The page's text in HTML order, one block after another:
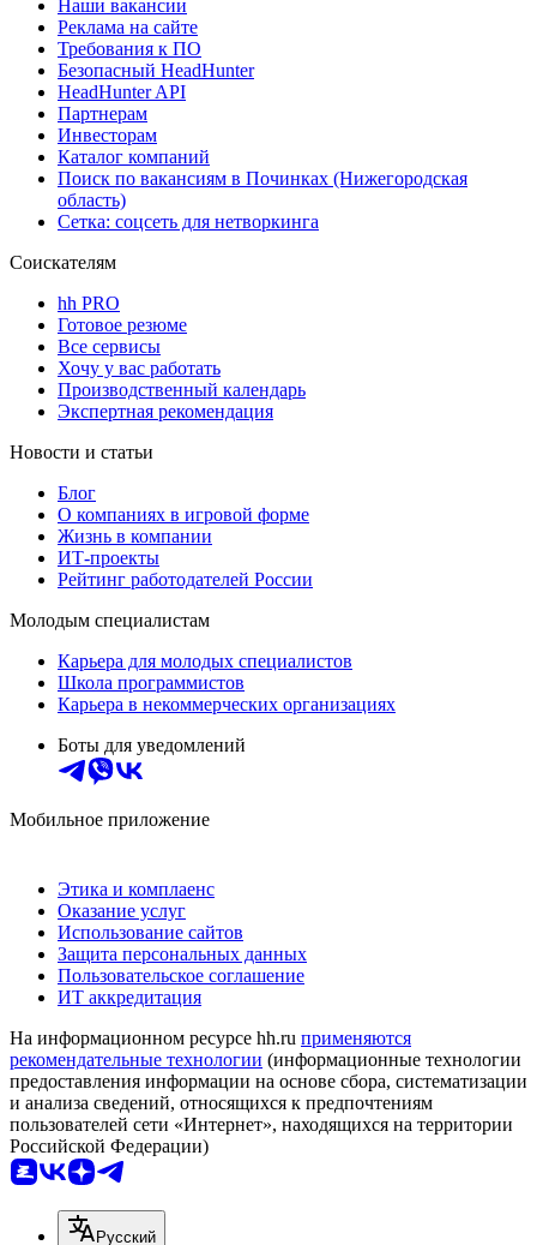
Наши вакансии
Реклама на сайте
Требования к ПО
Безопасный HeadHunter
HeadHunter API
Партнерам
Инвесторам
Каталог компаний
Поиск по вакансиям в Починках (Нижегородская
область)
Сетка: соцсеть для нетворкинга
Соискателям
hh PRO
Готовое резюме
Все сервисы
Хочу у вас работать
Производственный календарь
Экспертная рекомендация
Новости и статьи
Блог
О компаниях в игровой форме
Жизнь в компании
ИТ-проекты
Рейтинг работодателей России
Молодым специалистам
Карьера для молодых специалистов
Школа программистов
Карьера в некоммерческих организациях
Боты для уведомлений
Мобильное приложение
Этика и комплаенс
Оказание услуг
Использование сайтов
Защита персональных данных
Пользовательское соглашение
ИТ аккредитация
На информационном ресурсе hh.ru применяются
рекомендательные технологии (информационные технологии
предоставления информации на основе сбора, систематизации
и анализа сведений, относящихся к предпочтениям
пользователей сети «Интернет», находящихся на территории
Российской Федерации)
Русский